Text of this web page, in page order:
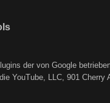
der von Google
YouTube, LLC, 901 Cherry